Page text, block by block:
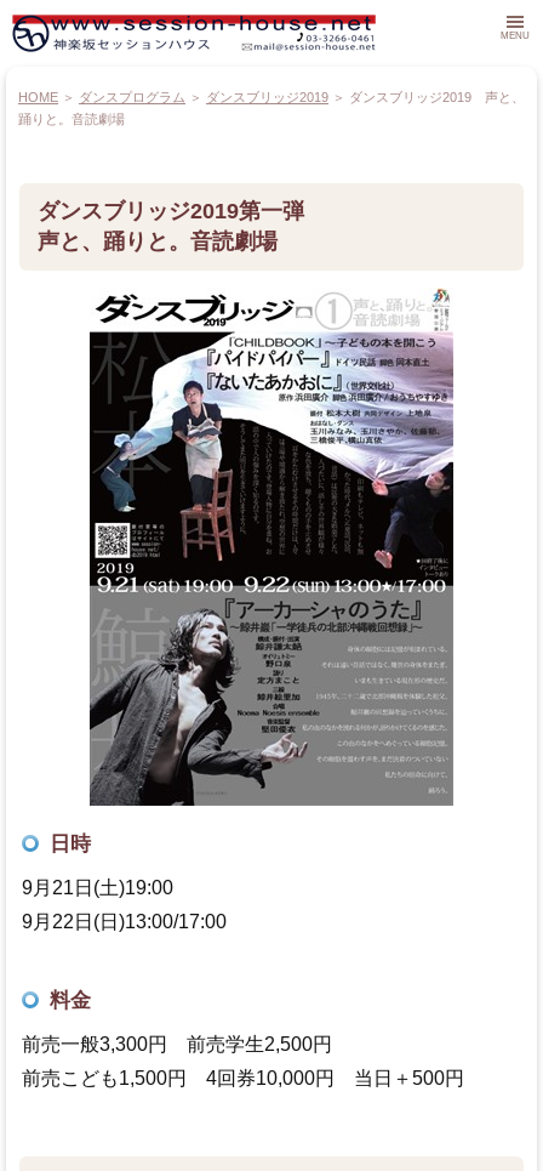
MENU
HOME
ライブナビ 公演情報
こどもバレエ
ダンサー募集＆ダンス作品募集
ダンスワークショップ
ダンスプログラム
2Fギャラリー情報
スペースレンタル
地図・アクセス
セッションハウスとは
リンゴ企画実行委員会
HOME ＞ ダンスプログラム ＞ ダンスブリッジ2019 ＞ ダンスブリッジ2019 声と、
踊りと。音読劇場
ダンスブリッジ2019第一弾
声と、踊りと。音読劇場
日時
9月21日(土)19:00
9月22日(日)13:00/17:00
料金
前売一般3,300円 前売学生2,500円
前売こども1,500円 4回券10,000円 当日＋500円